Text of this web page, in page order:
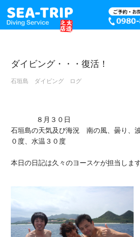
ダイビング・・・復活！
石垣島 ダイビング ログ
石垣島の天気及び海況　南の風、曇り、
０度、水温３０度
本日の日記は久々のヨースケが担当します